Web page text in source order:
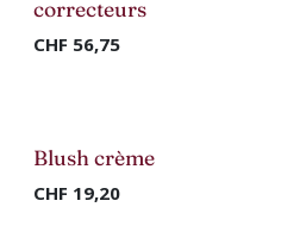
correcteurs
CHF 56,75
Nouveau !
Blush crème
CHF 19,20